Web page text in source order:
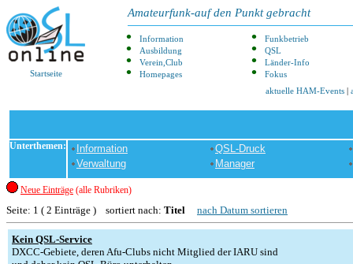
Startseite
Amateurfunk-auf den Punkt gebracht
Information
Funkbetrieb
Ausbildung
QSL
Verein,Club
Länder-Info
Homepages
Fokus
aktuelle HAM-Events
Unterthemen: Information
QSL-Druck
Verwaltung
Manager
Neue Einträge (alle Rubriken)
Seite: 1 ( 2 Einträge ) sortiert nach: Titel nach Datum sortieren
Kein QSL-Service
DXCC-Gebiete, deren Afu-Clubs nicht Mitglied der IARU sind